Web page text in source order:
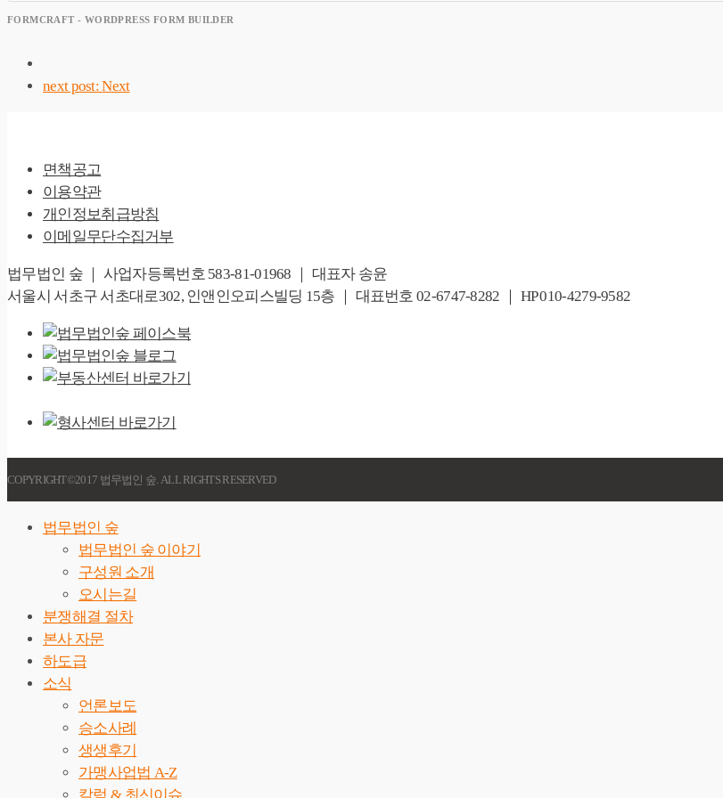
FORMCRAFT - WORDPRESS FORM BUILDER
next post:Next
면책공고
이용약관
개인정보취급방침
이메일무단수집거부
법무법인 숲 ｜ 사업자등록번호 583-81-01968 ｜ 대표자 송윤
서울시 서초구 서초대로302, 인앤인오피스빌딩 15층 ｜ 대표번호 02-6747-8282 ｜ HP 010-4279-9582
COPYRIGHT©2017 법무법인 숲. ALL RIGHTS RESERVED
법무법인 숲
법무법인 숲 이야기
구성원 소개
오시는길
분쟁해결 절차
본사 자문
하도급
소식
언론보도
승소사례
생생후기
가맹사업법 A-Z